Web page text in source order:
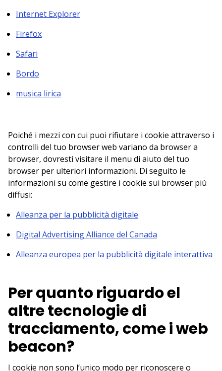
Internet Explorer
Firefox
Safari
Bordo
musica lirica
Poiché i mezzi con cui puoi rifiutare i cookie attraverso i
controlli del tuo browser web variano da browser a
browser, dovresti visitare il menu di aiuto del tuo
browser per ulteriori informazioni. Di seguito le
informazioni su come gestire i cookie sui browser più
diffusi:
Alleanza per la pubblicità digitale
Digital Advertising Alliance del Canada
Alleanza europea per la pubblicità digitale interattiva
Per quanto riguardo el
altre tecnologie di
tracciamento, come i web
beacon?
I cookie non sono l’unico modo per riconoscere o